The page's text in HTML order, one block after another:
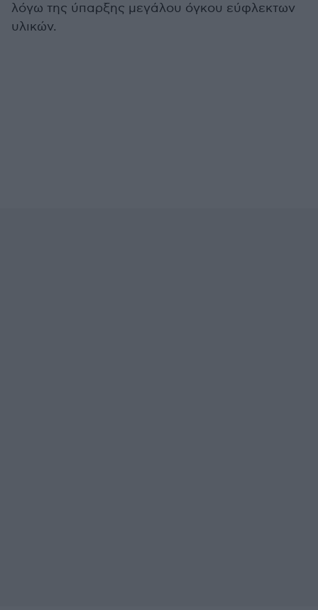
λόγω της ύπαρξης μεγάλου όγκου εύφλεκτων
υλικών.